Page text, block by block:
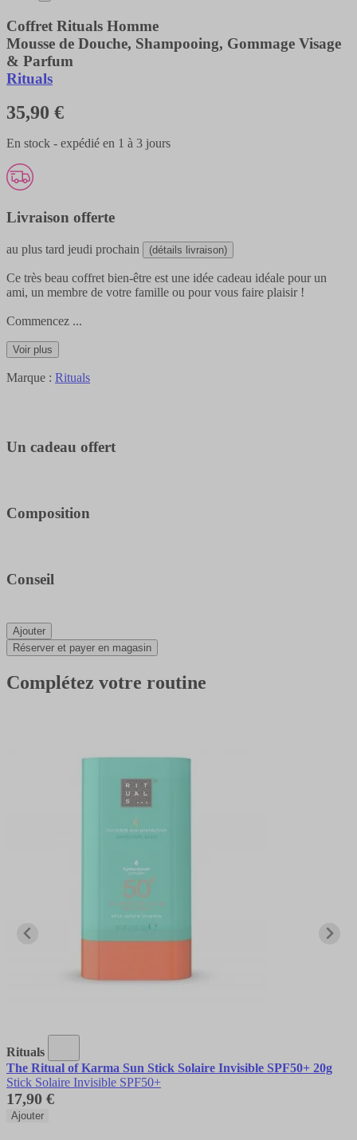
Coffret Rituals Homme
Mousse de Douche, Shampooing, Gommage Visage
& Parfum
Rituals
35,90 €
En stock - expédié en 1 à 3 jours
Livraison offerte
au plus tard jeudi prochain (détails livraison)
Ce très beau coffret bien-être est une idée cadeau idéale pour un
ami, un membre de votre famille ou pour vous faire plaisir !
Commencez ...
Voir plus
Marque : Rituals
Un cadeau offert
Composition
Conseil
Ajouter
Réserver et payer en magasin
Complétez votre routine
Rituals
The Ritual of Karma Sun Stick Solaire Invisible SPF50+ 20g
Stick Solaire Invisible SPF50+
17,90 €
Ajouter